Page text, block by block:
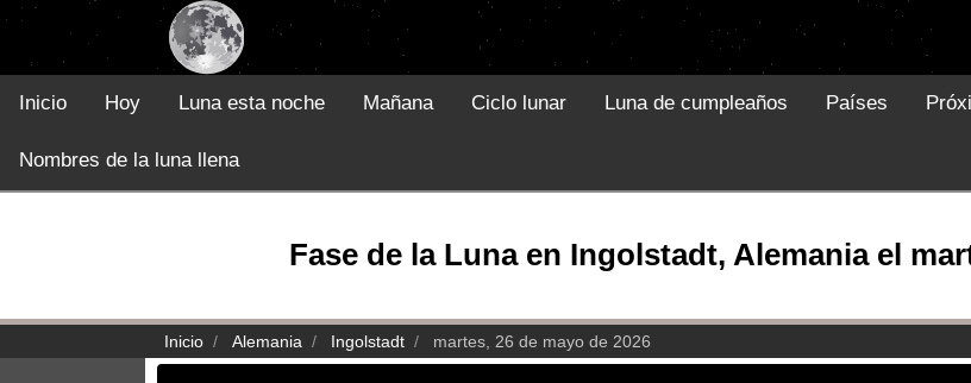
Inicio Hoy Luna esta noche Mañana Ciclo lunar Luna de cumpleaños Países
Nombres de la luna llena
Fase de la Luna en Ingolstadt, Alemania el
Inicio Alemania Ingolstadt martes, 26 de mayo de 2026